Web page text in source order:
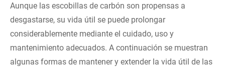
Aunque las escobillas de carbón son propensas a
desgastarse, su vida útil se puede prolongar
considerablemente mediante el cuidado, uso y
mantenimiento adecuados. A continuación se muestran
algunas formas de mantener y extender la vida útil de las